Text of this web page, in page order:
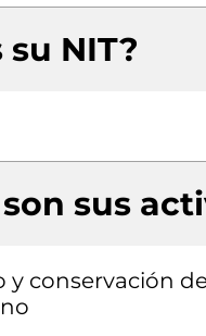
su NIT?
son sus
y conservación